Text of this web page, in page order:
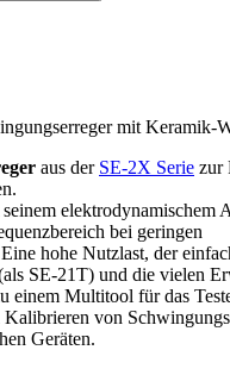
mit Keramik-
aus der SE-2X Serie zur
elektro­dynamischem
bei geringen
hohe Nutzlast, der
SE-21T) und die vielen
einem Multitool für das
von
Geräten.